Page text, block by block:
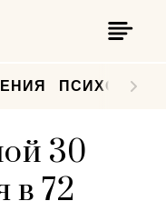
30
в 72